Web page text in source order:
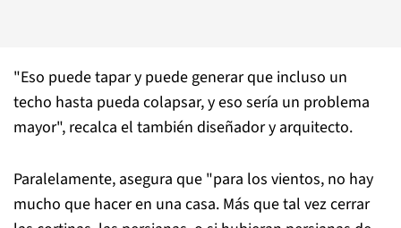
"Eso puede tapar y puede generar que incluso un
techo hasta pueda colapsar, y eso sería un problema
mayor", recalca el también diseñador y arquitecto.
Paralelamente, asegura que "para los vientos, no hay
mucho que hacer en una casa. Más que tal vez cerrar